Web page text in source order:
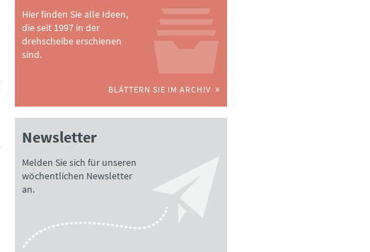
Hier finden Sie alle Ideen,
die seit 1997 in der
drehscheibe erschienen
sind.
BLÄTTERN SIE IM ARCHIV
Newsletter
Melden Sie sich für unseren
wöchentlichen Newsletter
an.